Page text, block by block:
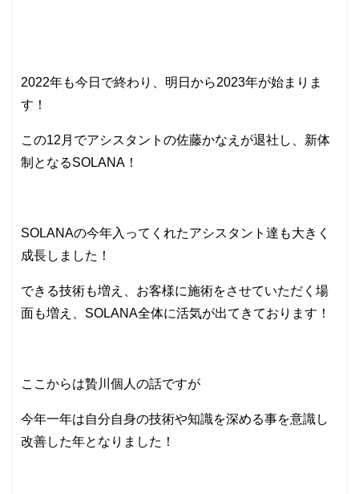
2022年も今日で終わり、明日から2023年が始まりま
す！
この12月でアシスタントの佐藤かなえが退社し、新体
制となるSOLANA！
SOLANAの今年入ってくれたアシスタント達も大きく
成長しました！
できる技術も増え、お客様に施術をさせていただく場
面も増え、SOLANA全体に活気が出てきております！
ここからは贄川個人の話ですが
今年一年は自分自身の技術や知識を深める事を意識し
改善した年となりました！